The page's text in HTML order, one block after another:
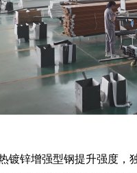
镀锌增强型钢提升强度